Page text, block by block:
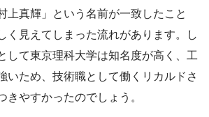
上真輝」という名前が一致したこと
く見えてしまった流れがあります。し
して東京理科大学は知名度が高く、工
いため、技術職として働くリカルドさ
きやすかったのでしょう。